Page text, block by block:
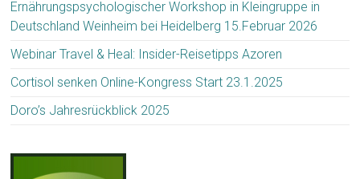
Ernährungspsychologischer Workshop in Kleingruppe in
Deutschland Weinheim bei Heidelberg 15.Februar 2026
Webinar Travel & Heal: Insider-Reisetipps Azoren
Cortisol senken Online-Kongress Start 23.1.2025
Doro’s Jahresrückblick 2025